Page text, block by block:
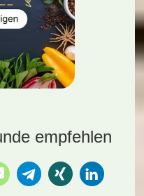
empfehlen